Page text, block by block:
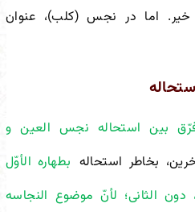
اما در نجس (کلب)، عنوان
بین استحاله نجس العین و
بخاطر استحاله بطهاره الأوّل
دون الثانی؛ لأنّ موضوع النجاسه